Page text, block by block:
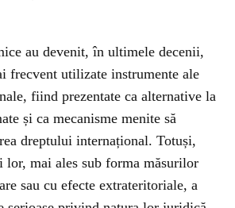
au devenit, în ultimele decenii,
frecvent utilizate instrumente ale
fiind prezentate ca alternative la
și ca mecanisme menite să
dreptului internațional. Totuși,
lor, mai ales sub forma măsurilor
sau cu efecte extrateritoriale, a